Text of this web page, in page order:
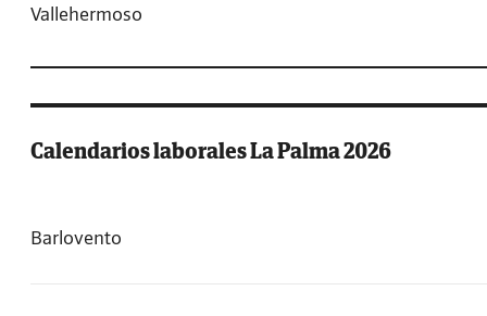
Vallehermoso
Calendarios laborales La Palma 2026
Barlovento